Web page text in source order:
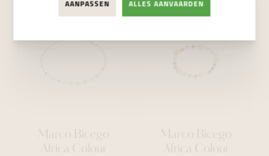
Marco Bicego
Africa Colour
Marco Bicego
Africa Colour
AANPASSEN ALLES AANVAARDEN